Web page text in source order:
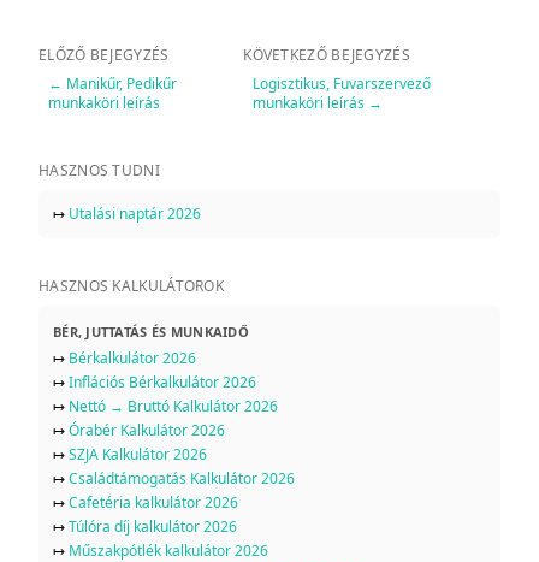
ELŐZŐ BEJEGYZÉS
← Manikűr, Pedikűr
munkaköri leírás
KÖVETKEZŐ BEJEGYZÉS
Logisztikus, Fuvarszervező
munkaköri leírás →
HASZNOS TUDNI
↦ Utalási naptár 2026
HASZNOS KALKULÁTOROK
BÉR, JUTTATÁS ÉS MUNKAIDŐ
↦ Bérkalkulátor 2026
↦Inflációs Bérkalkulátor 2026
↦ Nettó → Bruttó Kalkulátor 2026
↦Órabér Kalkulátor 2026
↦SZJA Kalkulátor 2026
↦Családtámogatás Kalkulátor 2026
↦Cafetéria kalkulátor 2026
↦Túlóra díj kalkulátor 2026
↦ Műszakpótlék kalkulátor 2026